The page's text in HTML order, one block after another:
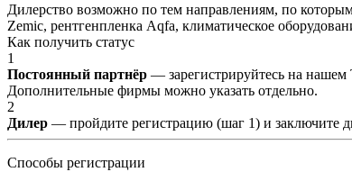
Дилерство возможно по тем направлениям, по
Zemic, рентгенпленка Aqfa, климатическое
Как получить статус
1
Постоянный партнёр — зарегистрируйтесь на нашем
Дополнительные фирмы можно указать отдельно.
2
Дилер — пройдите регистрацию (шаг 1) и заключите
Способы регистрации